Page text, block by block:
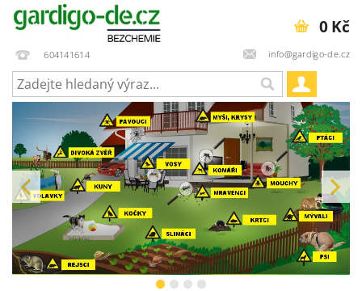
604141614 info@gardigo-de.cz
0 Kč